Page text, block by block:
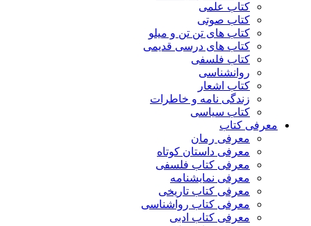
کتاب علمی
کتاب صوتی
کتاب های تن تن و میلو
کتاب های درسی قدیمی
کتاب فلسفی
روانشناسی
کتاب اشعار
زندگی نامه و خاطرات
کتاب سیاسی
معرفی کتاب
معرفی رمان
معرفی داستان کوتاه
معرفی کتاب فلسفی
معرفی نمایشنامه
معرفی کتاب تاریخی
معرفی کتاب رواشناسی
معرفی کتاب ادبی